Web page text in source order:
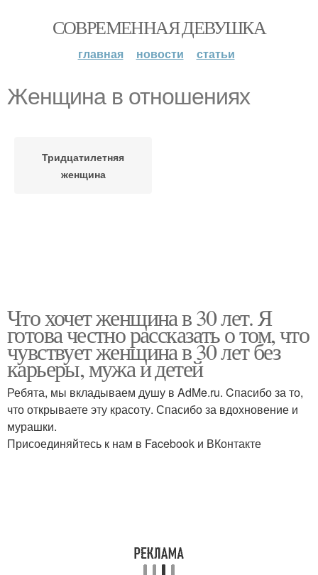
СОВРЕМЕННАЯ ДЕВУШКА
главная новости статьи
Женщина в отношениях
Тридцатилетняя
женщина
Что хочет женщина в 30 лет. Я
готова честно рассказать о том, что
чувствует женщина в 30 лет без
карьеры, мужа и детей
Ребята, мы вкладываем душу в AdMe.ru. Cпасибо за то,
что открываете эту красоту. Спасибо за вдохновение и
мурашки.
Присоединяйтесь к нам в Facebook и ВКонтакте